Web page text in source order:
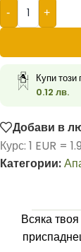
- +
Купи този
0.12 лв.
Добави в
Курс: 1 EUR =
Категории:
Всяка